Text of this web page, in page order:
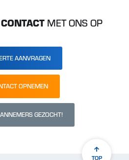
MET ONS OP
AANVRAGEN
OPNEMEN
GEZOCHT!
TOP